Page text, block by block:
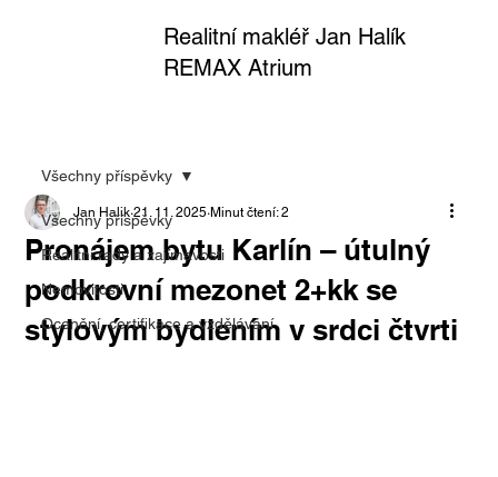
Realitní makléř Jan Halík
REMAX Atrium
Všechny příspěvky
Realitní rady a zajímavosti
Nemovitosti
Ocenění, certifikace a vzdělávání
Všechny příspěvky
Pronájem bytu Karlín – útulný
podkrovní mezonet 2+kk se
stylovým bydlením v srdci čtvrti
Jan Halik 21. 11. 2025 Minut čtení: 2